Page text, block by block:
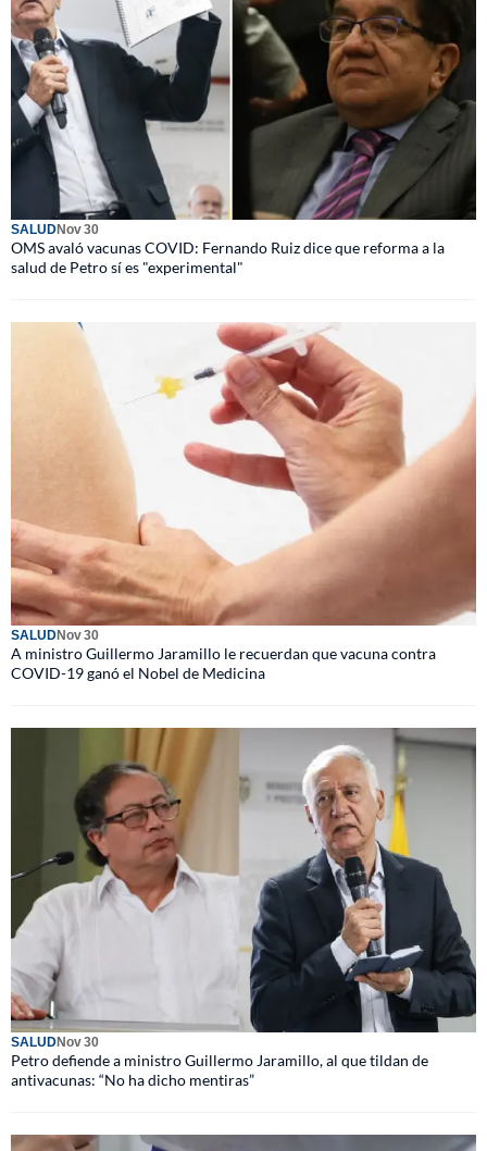
SALUDNov 30
OMS avaló vacunas COVID: Fernando Ruiz dice que reforma a la
salud de Petro sí es "experimental"
SALUDNov 30
A ministro Guillermo Jaramillo le recuerdan que vacuna contra
COVID-19 ganó el Nobel de Medicina
SALUDNov 30
Petro defiende a ministro Guillermo Jaramillo, al que tildan de
antivacunas: “No ha dicho mentiras”